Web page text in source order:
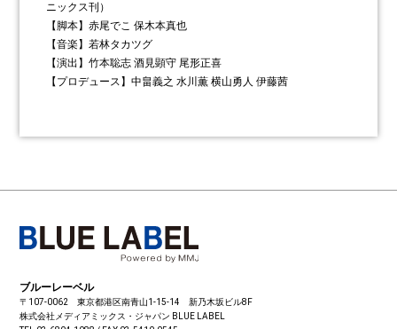
ニックス刊）
【脚本】赤尾でこ 保木本真也
【音楽】若林タカツグ
【演出】竹本聡志 酒見顕守 尾形正喜
【プロデュース】中畠義之 水川薫 横山勇人 伊藤茜
ブルーレーベル
〒107-0062 東京都港区南青山1-15-14 新乃木坂ビル8F
株式会社メディアミックス・ジャパン BLUE LABEL